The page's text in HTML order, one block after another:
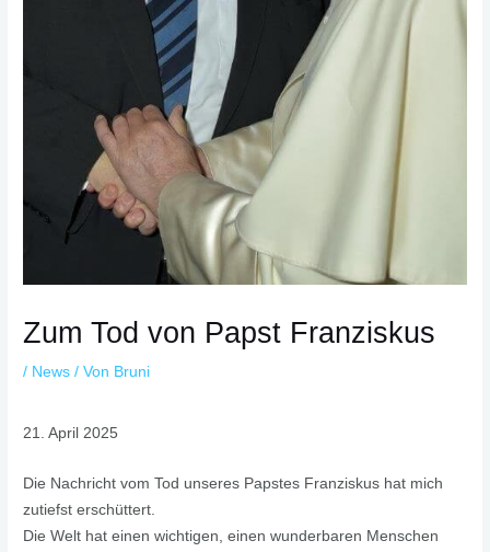
Zum Tod von Papst Franziskus
/ News / Von Bruni
21. April 2025
Die Nachricht vom Tod unseres Papstes Franziskus hat mich
zutiefst erschüttert.
Die Welt hat einen wichtigen, einen wunderbaren Menschen